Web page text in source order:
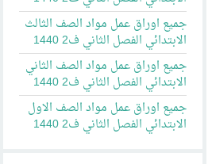
جميع اوراق عمل مواد الصف الثالث
الابتدائي الفصل الثاني ف2 1440
جميع اوراق عمل مواد الصف الثاني
الابتدائي الفصل الثاني ف2 1440
جميع اوراق عمل مواد الصف الاول
الابتدائي الفصل الثاني ف2 1440